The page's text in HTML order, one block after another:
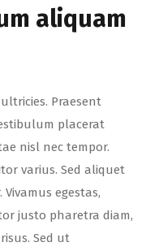
aliquam
Praesent
placerat
nisl nec tempor.
varius. Sed aliquet
egestas,
justo pharetra diam,
Sed ut